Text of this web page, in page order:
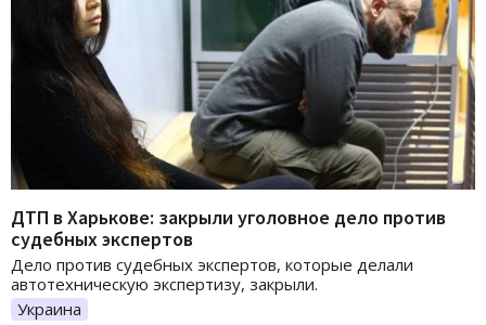
ДТП в Харькове: закрыли уголовное дело против
судебных экспертов
Дело против судебных экспертов, которые делали
автотехническую экспертизу, закрыли.
Украина